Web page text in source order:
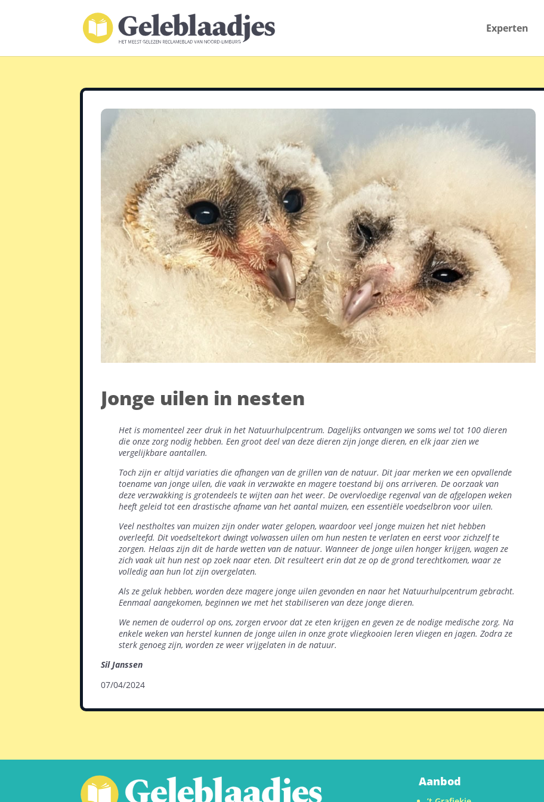
Experten
Jonge uilen in nesten
Het is momenteel zeer druk in het Natuurhulpcentrum. Dagelijks ontvangen we soms wel tot 100 dieren
die onze zorg nodig hebben. Een groot deel van deze dieren zijn jongedieren, en elk jaar zien we
vergelijkbare aantallen.
Toch zijn er altijd variaties die afhangen van de grillen van de natuur. Dit jaar merken we een opvallende
toename van jonge uilen, die vaak in verzwakte en magere toestand bij ons arriveren. De oorzaak van
deze verzwakking is grotendeels te wijten aan het weer. De overvloedige regenval van deafgelopen weken
heeft geleid tot een drastische afname van het aantal muizen, een essentiële voedselbron voor uilen.
Veel nestholtes van muizen zijn onder water gelopen,waardoor veel jonge muizen het niet hebben
overleefd. Dit voedseltekort dwingt volwassen uilen om hun nestente verlaten en eerst voor zichzelf te
zorgen. Helaas zijn dit de harde wetten van de natuur. Wanneer de jonge uilen honger krijgen, wagen ze
zich vaak uit hun nestop zoek naar eten. Dit resulteert erin dat ze op de grondterechtkomen, waar ze
volledig aan hun lot zijn overgelaten.
Als ze geluk hebben, worden deze magere jonge uilen gevonden en naar het Natuurhulpcentrum gebracht.
Eenmaal aangekomen, beginnen we met het stabiliserenvan deze jonge dieren.
We nemen de ouderrol op ons, zorgen ervoor dat ze etenkrijgen en geven ze de nodige medische zorg. Na
enkeleweken van herstel kunnen de jonge uilen in onze grotevliegkooien leren vliegen en jagen. Zodra ze
sterk genoeg zijn, worden ze weer vrijgelaten in de natuur.
Sil Janssen
07/04/2024
Aanbod